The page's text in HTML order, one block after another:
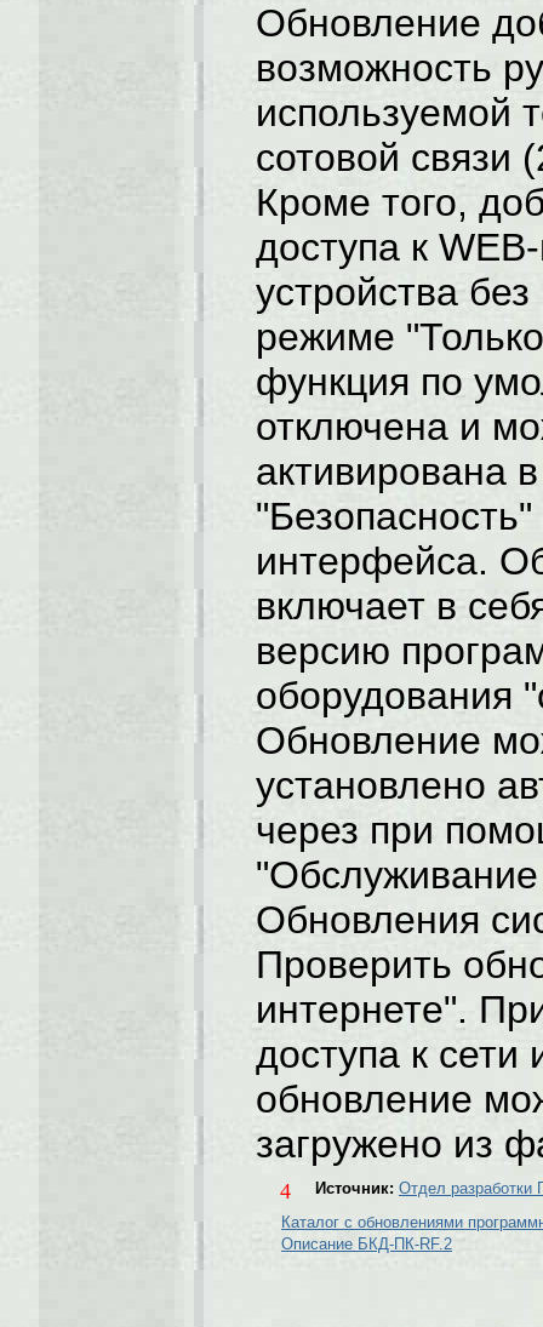
Обновление
возможность
используемой
сотовой связи
Кроме того,
доступа к
устройства
режиме
функция по
отключена и
активирована
интерфейса.
включает в
версию
оборудования
Обновление
установлено
через при
Обновления
Проверить
интернете".
доступа к сети
обновление
загружено из
4 Источник: Отдел
Каталог с обновлениями
Описание БКД-ПК-RF.2